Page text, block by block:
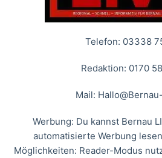
Telefon: 03338
Redaktion: 0170
Mail:
Werbung: Du kannst Bernau
automatisierte Werbung
Möglichkeiten: Reader-Modus